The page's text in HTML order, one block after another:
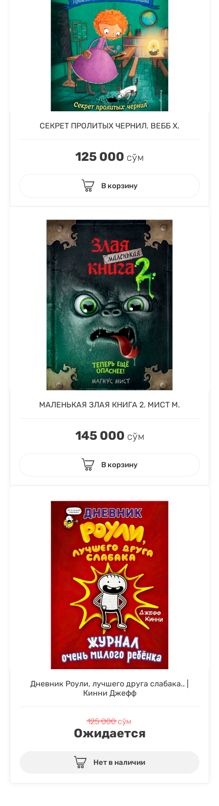
СЕКРЕТ ПРОЛИТЫХ ЧЕРНИЛ. ВЕББ Х.
125 000 сўм
В корзину
МАЛЕНЬКАЯ ЗЛАЯ КНИГА 2. МИСТ М.
145 000 сўм
В корзину
Дневник Роули, лучшего друга слабака.. |
Кинни Джефф
125 000сўм
Ожидается
Нет в наличии